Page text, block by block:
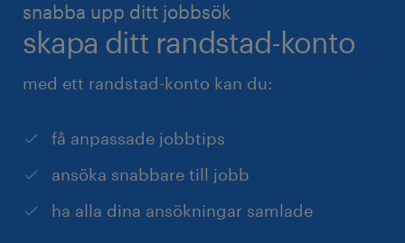
snabba upp ditt jobbsök
skapa ditt randstad-konto
med ett randstad-konto kan du:
få anpassade jobbtips
ansöka snabbare till jobb
ha alla dina ansökningar samlade